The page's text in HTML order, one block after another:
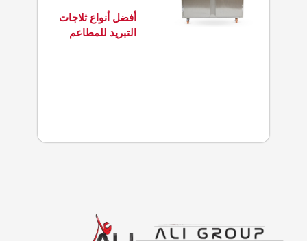
أفضل أنواع ثلاجات
التبريد للمطاعم